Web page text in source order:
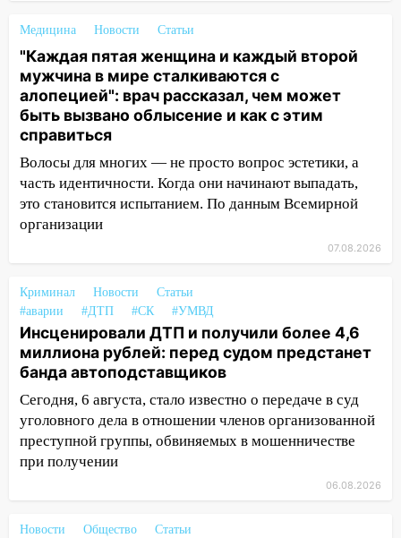
10:40
В Ульяновске спасатели ночью
нашли потерявшегося в заброшенных
садах 79-летнего мужчину
10:26 На нескольких улицах Ульяновска
временно отключили холодную воду
10:14 В Ульяновске двоих участников
коррупционной схемы при ЦГКБ
отправили в колонию на 7 и 8 лет
09:52 Ночью беспилотники сбили над
соседними Татарстаном и Саратовской
09:41
Диана Шурыгина уверовала в
Бога в СИЗО
09:35 В Ульяновске директора фирмы
будут судить за неуплату налогов на 48
млн рублей
08:22 Подросток на питбайке сбил
велосипедистку: пострадали двое
07:20 Жара возвращается: ожидается
06:00
Под Ульяновском при развороте
Медицина Новости Статьи
"Каждая пятая женщина и каждый второй
мужчина в мире сталкиваются с
алопецией": врач рассказал, чем может
быть вызвано облысение и как с этим
справиться
Волосы для многих — не просто вопрос эстетики, а
часть идентичности. Когда они начинают выпадать,
это становится испытанием. По данным Всемирной
организации
07.08.2026
Криминал Новости
Статьи
#аварии
#ДТП #СК #УМВД
Инсценировали ДТП и получили более 4,6
миллиона рублей: перед судом предстанет
банда автоподставщиков
Сегодня, 6 августа, стало известно о передаче в суд
уголовного дела в отношении членов организованной
преступной группы, обвиняемых в мошенничестве
при получении
06.08.2026
Новости Общество
Статьи